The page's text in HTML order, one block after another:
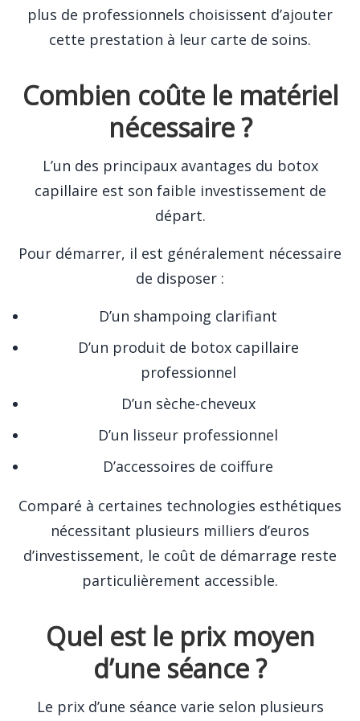
plus de professionnels choisissent d’ajouter
cette prestation à leur carte de soins.
Combien coûte le matériel
nécessaire ?
L’un des principaux avantages du botox
capillaire est son faible investissement de
départ.
Pour démarrer, il est généralement nécessaire
de disposer :
D’un shampoing clarifiant
D’un produit de botox capillaire
professionnel
D’un sèche-cheveux
D’un lisseur professionnel
D’accessoires de coiffure
Comparé à certaines technologies esthétiques
nécessitant plusieurs milliers d’euros
d’investissement, le coût de démarrage reste
particulièrement accessible.
Quel est le prix moyen
d’une séance ?
Le prix d’une séance varie selon plusieurs